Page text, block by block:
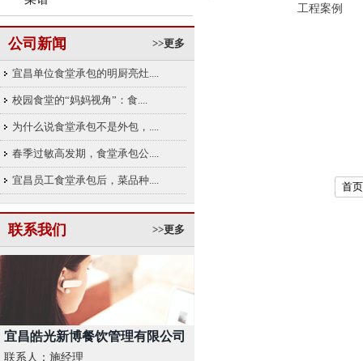
公司新闻 >>更多
宜昌单位食堂承包的明厨亮灶....
校园食堂的“妈妈视角”：食....
为什么说食堂承包不是外包，....
春季过敏高发期，食堂承包公....
宜昌员工食堂承包后，菜品种....
联系我们 >>更多
宜昌皓光新博餐饮管理有限公司
联系人：施经理
工程案例
首页